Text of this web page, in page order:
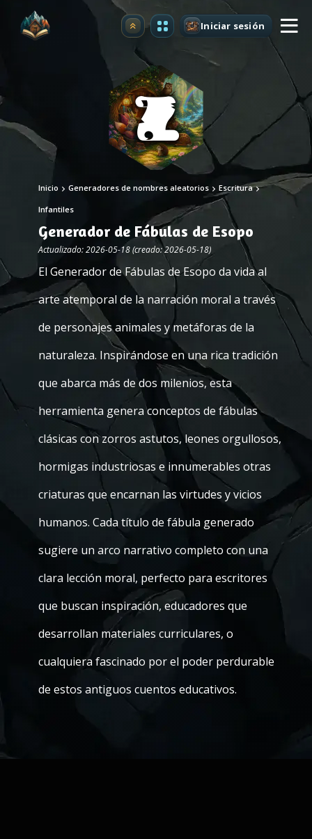
Mejorar Iniciar sesión
Inicio Generadores de nombres aleatorios Escritura
Infantiles
Generador de Fábulas de Esopo
Actualizado: 2026-05-18 (creado: 2026-05-18)
El Generador de Fábulas de Esopo da vida al
arte atemporal de la narración moral a través
de personajes animales y metáforas de la
naturaleza. Inspirándose en una rica tradición
que abarca más de dos milenios, esta
herramienta genera conceptos de fábulas
clásicas con zorros astutos, leones orgullosos,
hormigas industriosas e innumerables otras
criaturas que encarnan las virtudes y vicios
humanos. Cada título de fábula generado
sugiere un arco narrativo completo con una
clara lección moral, perfecto para escritores
que buscan inspiración, educadores que
desarrollan materiales curriculares, o
cualquiera fascinado por el poder perdurable
de estos antiguos cuentos educativos.